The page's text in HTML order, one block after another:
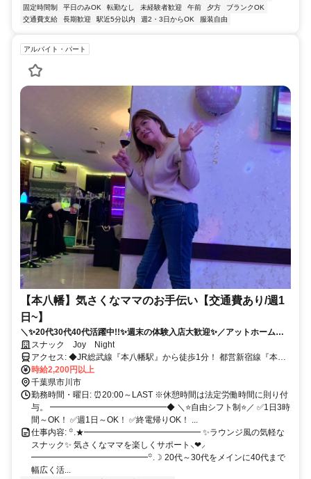
固定時間制
平日のみOK 転勤なし 未経験者歓迎 午前 夕方
ブランクOK
交通費支給
長期歓迎 駅近5分以内 週2・3日からOK 服装自由
アルバイト・パート
【本八幡】気さくなママのお手伝い【交通費あり/週1
日~】
＼✨20代30代40代活躍中!!✨週末の体験入店大歓迎✨／アットホームで
温かいラウンジ風スナック♪✅ノルマや競争は一切なし！✅週1日だけの
お手伝いでも大歓迎！夜のスキマ時間を楽しく有効活用しませんか
(„ᵕᴗᵕ„)
スナック Joy Night
アクセス: ◆JR総武線『本八幡駅』から徒歩1分！ 都営新宿線『本八
幡駅』からも好アクセス♪ さらに京成線『京成八幡駅』からも徒歩圏
内！ 駅チカで各線からアクセス良好◎ 学校・仕事、お出かけ帰りに
寄り道感覚で出勤も♪ 市川駅・下総中山駅・西船橋駅など 総武線沿線
からも通勤ラクラク！ さらに船橋駅・津田沼駅方面からも 電車1本で
らくらくアクセス◎
時給2,200円以上
千葉県市川市
勤務時間・曜日: ⏰20:00～LAST ※休憩時間は法定労働時間に則り付
与。 ━━━━━━━━━━━━━━◆ ＼⭐自由シフト制⭐／ ✅1日3時
間～OK！ ✅週1日～OK！ ✅終電帰りOK！ ...
仕事内容: ꙳.★━━━━━━━━━━━━━━ ✨ラウンジ風の気軽な
スナック✨ 気さくなママを楽しくサポート⸜❤︎⸝
━━━━━━━━━━━━━━꙳.☽ 20代～30代をメインに40代まで
幅広く活...